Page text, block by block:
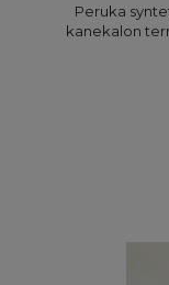
Peruka
kanekalon